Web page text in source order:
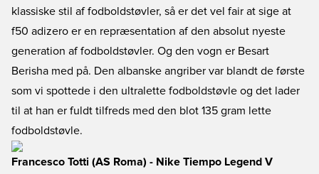
klassiske stil af fodboldstøvler, så er det vel fair at sige at
f50 adizero er en repræsentation af den absolut nyeste
generation af fodboldstøvler. Og den vogn er Besart
Berisha med på. Den albanske angriber var blandt de første
som vi spottede i den ultralette fodboldstøvle og det lader
til at han er fuldt tilfreds med den blot 135 gram lette
fodboldstøvle.
Francesco Totti (AS Roma) - Nike Tiempo Legend V